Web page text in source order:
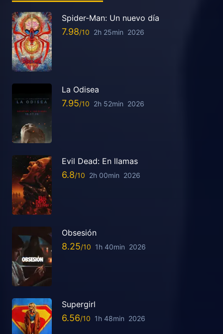
Spider-Man: Un nuevo día
7.98 2h 25min 2026
La Odisea
7.95 2h 52min 2026
Evil Dead: En llamas
6.8 2h 00min 2026
Obsesión
8.25 1h 40min 2026
Supergirl
6.56 1h 48min 2026